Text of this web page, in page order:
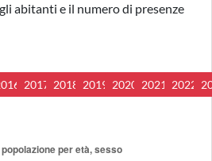
abitanti e il numero di presenze
2017 2018 2019 2020 2021 2022